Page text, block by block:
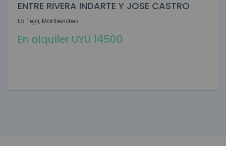
ENTRE RIVERA INDARTE Y JOSE CASTRO
La Teja, Montevideo
En alquiler UYU 14500